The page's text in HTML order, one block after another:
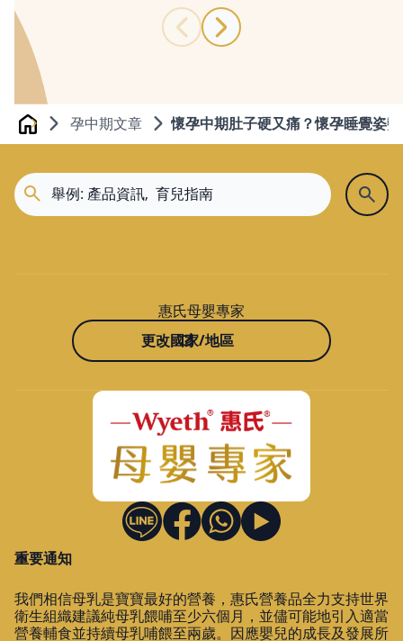
Home 孕中期文章 懷孕中期肚子硬又痛？懷孕睡覺姿
惠氏母嬰專家
更改國家/地區
重要通知
我們相信母乳是寶寶最好的營養，惠氏營養品全力支持世界
衛生組織建議純母乳餵哺至少六個月，並儘可能地引入適當
營養輔食並持續母乳哺餵至兩歲。因應嬰兒的成長及發展所